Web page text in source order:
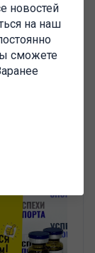
новостей
на наш
сможете
₽90 000
роста -
форма, 10
упаковке)